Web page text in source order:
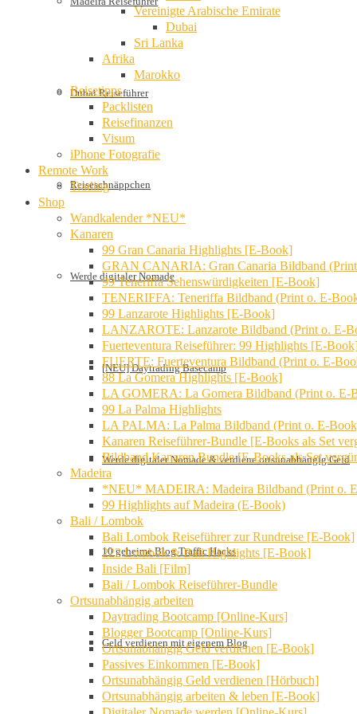
Dubai Reiseführer
Reiseschnäppchen
Werde digitaler Nomade
[NEU] Daytrading Basecamp
Werde digitaler Nomade & verdiene ortsunabhängig Geld
10 geheime Blog Traffic Hacks
Geld verdienen mit eigenem Blog
Vereinigte Arabische Emirate
Dubai
Sri Lanka
Afrika
Marokko
Reisetipps
Packlisten
Reisefinanzen
Visum
iPhone Fotografie
Remote Work
Trading
Shop
Wandkalender *NEU*
Kanaren
99 Gran Canaria Highlights [E-Book]
GRAN CANARIA: Gran Canaria Bildband
99 Teneriffa Sehenswürdigkeiten [E-Book]
TENERIFFA: Teneriffa Bildband (Print o. E-
99 Lanzarote Highlights [E-Book]
LANZAROTE: Lanzarote Bildband (Print o. E-
Fuerteventura Reiseführer: 99 Highlights [E-
FUERTE: Fuerteventura Bildband (Print o. E-
88 La Gomera Highlights [E-Book]
LA GOMERA: La Gomera Bildband (Print o. E-
99 La Palma Highlights
LA PALMA: La Palma Bildband (Print o. E-
Kanaren Reiseführer-Bundle [E-Books als Set
Bildband Kanaren Bundle [E-Books als Set
Madeira
*NEU* MADEIRA: Madeira Bildband (Print o.
99 Highlights auf Madeira (E-Book)
Bali / Lombok
Bali Lombok Reiseführer zur Rundreise [E-Book]
222 Lombok & Bali Highlights [E-Book]
Inside Bali [Film]
Bali / Lombok Reiseführer-Bundle
Ortsunabhängig arbeiten
Daytrading Bootcamp [Online-Kurs]
Blogger Bootcamp [Online-Kurs]
Ortsunabhängig Geld verdienen [E-Book]
Passives Einkommen [E-Book]
Ortsunabhängig Geld verdienen [Hörbuch]
Ortsunabhängig arbeiten & leben [E-Book]